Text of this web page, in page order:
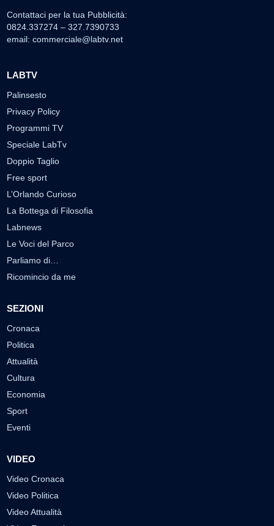
Contattaci per la tua Pubblicità:
0824.337274 – 327.7390733
email: commerciale@labtv.net
LABTV
Palinsesto
Privacy Policy
Programmi TV
Speciale LabTv
Doppio Taglio
Free sport
L’Orlando Curioso
La Bottega di Filosofia
Labnews
Le Voci del Parco
Parliamo di…
Ricomincio da me
SEZIONI
Cronaca
Politica
Attualità
Cultura
Economia
Sport
Eventi
VIDEO
Video Cronaca
Video Politica
Video Attualità